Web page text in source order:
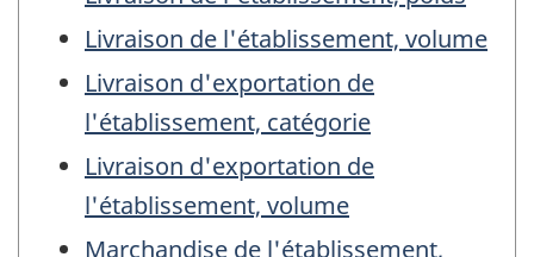
Livraison de l'établissement, volume
Livraison d'exportation de
l'établissement, catégorie
Livraison d'exportation de
l'établissement, volume
Marchandise de l'établissement,